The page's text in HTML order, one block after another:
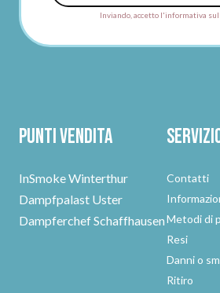
Inviando, accetto l'informativa
Punti vendita
InSmoke Winterthur
Dampfpalast Uster
Dampferchef Schaffhausen
Contatti
Metodi di
Resi
Danni o
Ritiro